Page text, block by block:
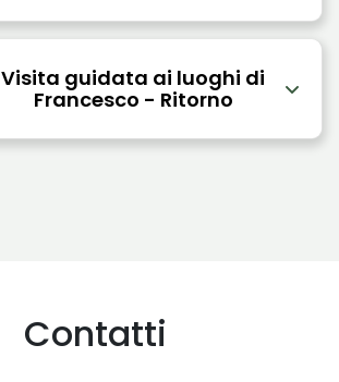
Visita guidata ai luoghi di
Francesco - Ritorno
Contatti